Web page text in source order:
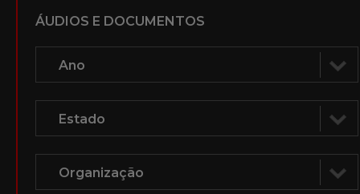
ÁUDIOS E DOCUMENTOS